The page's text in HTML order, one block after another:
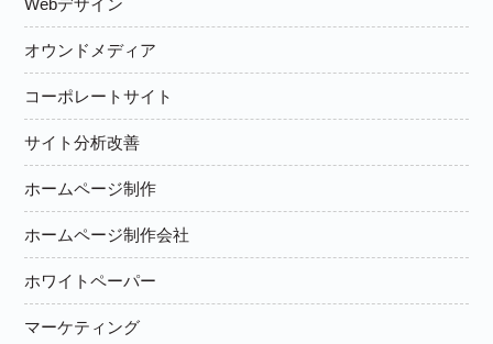
オウンドメディア
コーポレートサイト
サイト分析改善
ホームページ制作
ホームページ制作会社
ホワイトペーパー
マーケティング